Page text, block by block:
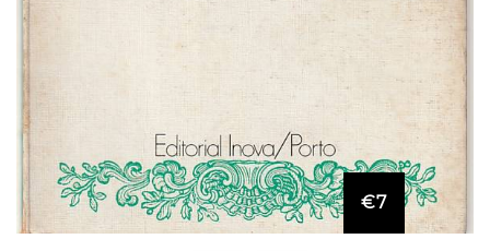
€7